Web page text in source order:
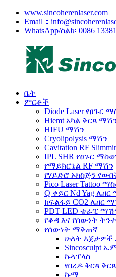
www.sincoherenlaser.com
Email：
WhatsApp/ስልክ፡ 0086
ቤት
ምርቶች
Diode Laser የፀጉር
Hiemt አካል ቅርጻ
HIFU ማሽን
Cryolipolysis ማሽን
Cavitation RF
IPL SHR የፀጉር
የማይክሮኔል RF ማሽን
የሃይድሮ ኦክስጅን
Pico Laser Tattoo
Q ቀይር Nd Yag
ክፍልፋይ CO2 ሌዘር
PDT LED ቴራፒ
የቆዳ እና የሰውነት
የሰውነት ማቅጠኛ
ሁለት እጀታዎች
Sincosculpt
ኩላፕላስ
የበረዶ ቅርጻ
ኩማ